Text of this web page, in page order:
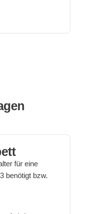
für eine
benötigt bzw.